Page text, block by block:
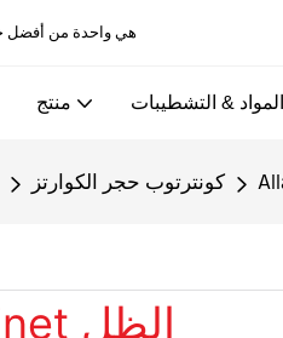
منتج المواد & التشطيبات
كونترتوب حجر الكوارتز